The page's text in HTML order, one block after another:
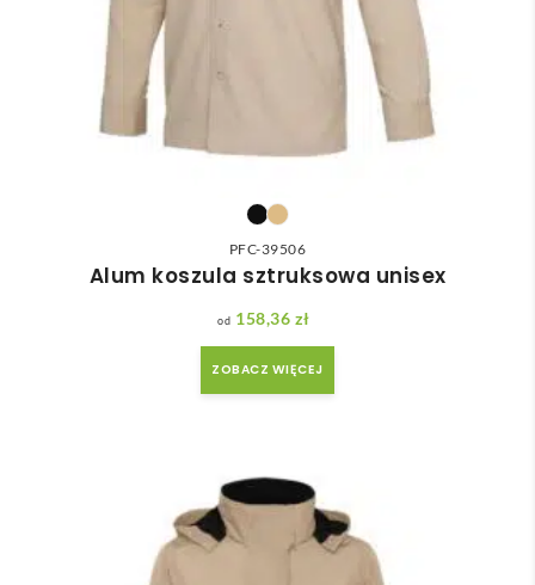
PFC-39506
Alum koszula sztruksowa unisex
158,36 zł
ZOBACZ WIĘCEJ